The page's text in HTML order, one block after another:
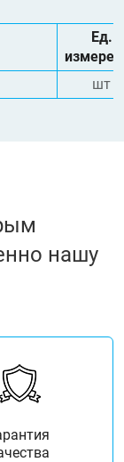
Ед.
шт
нашу